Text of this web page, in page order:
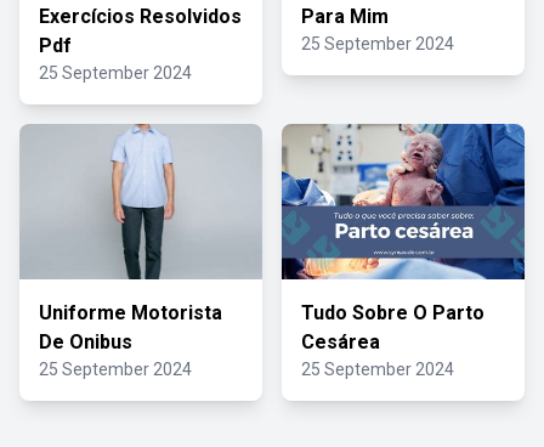
Exercícios Resolvidos
Pdf
25 September 2024
Para Mim
25 September 2024
Uniforme Motorista
De Onibus
25 September 2024
Tudo Sobre O Parto
Cesárea
25 September 2024